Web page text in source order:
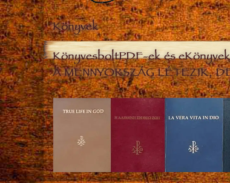
Könyvek
KönyvesboltPDF-ek és eKönyvek
A MENNYORSZÁG LÉTEZIK,